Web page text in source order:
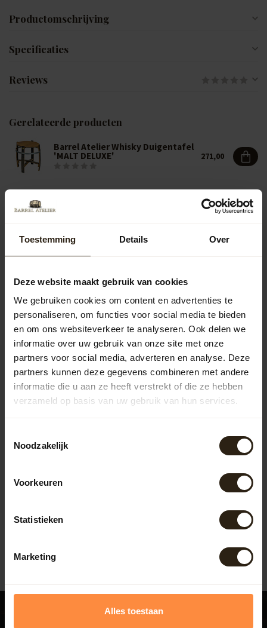
Toestemming Details Over
Deze website maakt gebruik van cookies
We gebruiken cookies om content en advertenties te
personaliseren, om functies voor social media te bieden
en om ons websiteverkeer te analyseren. Ook delen we
informatie over uw gebruik van onze site met onze
partners voor social media, adverteren en analyse. Deze
partners kunnen deze gegevens combineren met andere
informatie die u aan ze heeft verstrekt of die ze hebben
verzameld op basis van uw gebruik van hun services.
Noodzakelijk
Voorkeuren
Statistieken
Marketing
Alles toestaan
Productomschrijving
Specificaties
Reviews
Gerelateerde producten
Barrel Atelier Whisky Duigentafel
'MALT DELUXE' 271,00
info@barrelatelier.nl
038 - 3760185 . We helpen je graag!
Recent bekeken
Barrel Atelier Whisky
Deze unieke stoel is gemaakt
van de duigen van een